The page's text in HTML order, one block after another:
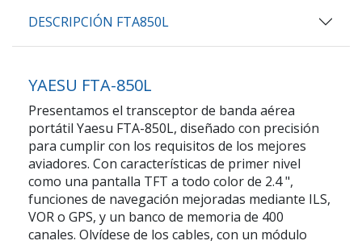
DESCRIPCIÓN FTA850L
YAESU FTA-850L
Presentamos el transceptor de banda aérea
portátil Yaesu FTA-850L, diseñado con precisión
para cumplir con los requisitos de los mejores
aviadores. Con características de primer nivel
como una pantalla TFT a todo color de 2.4 ",
funciones de navegación mejoradas mediante ILS,
VOR o GPS, y un banco de memoria de 400
canales. Olvídese de los cables, con un módulo